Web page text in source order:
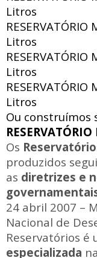
Litros
RESERVATÓRIO
Litros
RESERVATÓRIO
Litros
RESERVATÓRIO
Litros
Ou construímos
Os
produzidos
as diretrizes e
24 abril 2007 –
Nacional de
Reservatórios é
especializada